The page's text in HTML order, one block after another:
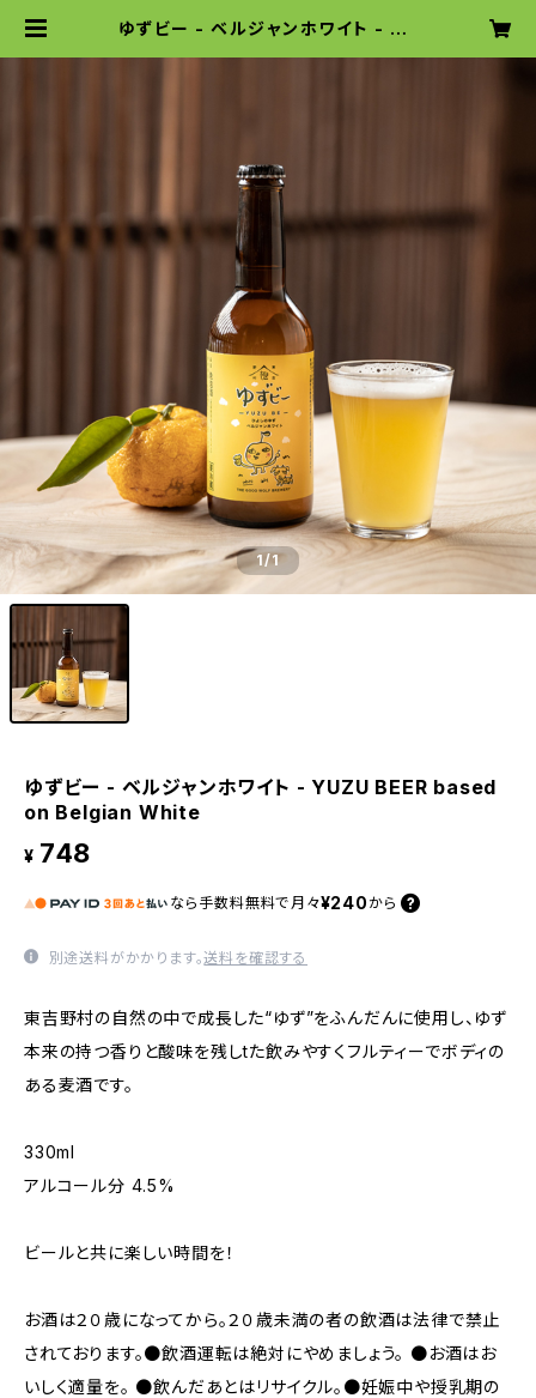
ゆずビー - ベルジャンホワイト - YU
1/1
ゆずビー - ベルジャンホワイト - YUZU BEER based
on Belgian White
¥ 748
なら 手数料無料で 月々¥240 から
別途送料がかかります。送料を確認する
東吉野村の自然の中で成長した“ゆず”をふんだんに使用し、ゆず
本来の持つ香りと酸味を残しtた飲みやすくフルティーでボディの
ある麦酒です。
330ml
アルコール分 4.5%
ビールと共に楽しい時間を！
お酒は２０歳になってから。２０歳未満の者の飲酒は法律で禁止
されております。●飲酒運転は絶対にやめましょう。 ●お酒はお
いしく適量を。 ●飲んだあとはリサイクル。●妊娠中や授乳期の